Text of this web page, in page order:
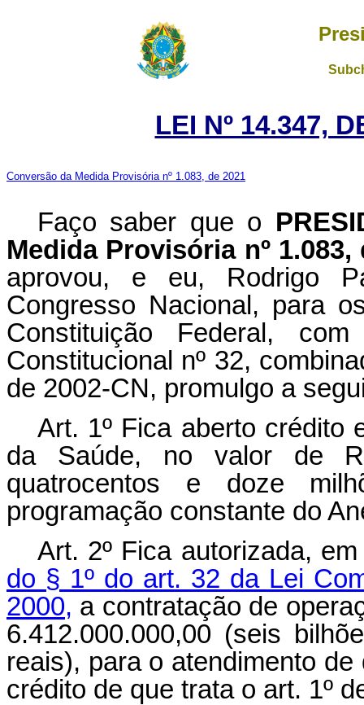
LEI Nº 14.347,
Conversão da Medida Provisória nº 1.083, de 2021
Faço saber que o
Medida Provisória nº 1.083,
aprovou, e eu, Rodrigo
Congresso Nacional, para
Constituição Federal,
Constitucional nº 32,
de 2002-CN, promulgo a
Art. 1º Fica aberto crédito
da Saúde, no valor de
quatrocentos e doze
programação constante do
Art. 2º Fica autorizada,
do § 1º do art. 32 da Lei
2000, a contratação de
6.412.000.000,00 (seis
reais), para o atendimento
crédito de que trata o art. 1º